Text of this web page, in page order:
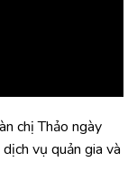
chị Thảo ngày
vụ quản gia và